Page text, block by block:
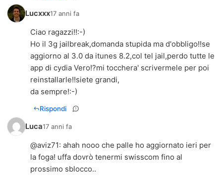
Lucxxx17 anni fa
Ciao ragazzi!!:-)
Ho il 3g jailbreak,domanda stupida ma d'obbligo!!se
aggiorno al 3.0 da itunes 8.2,col tel jail,perdo tutte le
app di cydia Vero!?mi tocchera' scrivermele per poi
reinstallarle!!siete grandi,
da sempre!:-)
Rispondi
Luca17 anni fa
@aviz71: ahah nooo che palle ho aggiornato ieri per
la foga! uffa dovrò tenermi swisscom fino al
prossimo sblocco..